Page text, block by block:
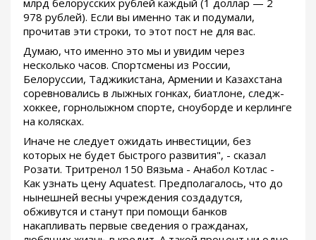
млрд белорусских рублей каждый (1 доллар — 2
978 рублей). Если вы именно так и подумали,
прочитав эти строки, то этот пост не для вас.
Думаю, что именно это мы и увидим через
несколько часов. Спортсмены из России,
Белоруссии, Таджикистана, Армении и Казахстана
соревновались в лыжных гонках, биатлоне, следж-
хоккее, горнолыжном спорте, сноуборде и керлинге
на колясках.
Иначе не следует ожидать инвестиции, без
которых не будет быстрого развития", - сказал
Розати. Тритренол 150 Вязьма - Анабол Котлас -
Как узнать цену Aquatest. Предполагалось, что до
нынешней весны учреждения создадутся,
обживутся и станут при помощи банков
накапливать первые сведения о гражданах,